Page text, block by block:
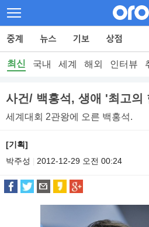
최신 국내 세계 해외 인터뷰
사건/ 백홍석, 생애 '최고의
세계대회 2관왕에 오른 백홍석.
[기획]
박주성
2012-12-29 오전 00:24